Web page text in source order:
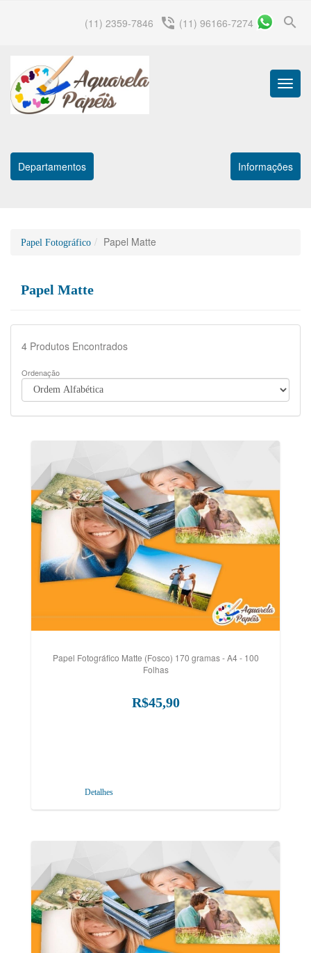
search
(11) 2359-7846 phone_in_talk (11) 96166-7274
Menu
Departamentos Informações
Papel Fotográfico Papel Matte
Papel Matte
4 Produtos Encontrados
Ordenação
Papel Fotográfico Matte (Fosco) 170 gramas - A4 - 100
Folhas
R$45,90
Detalhes